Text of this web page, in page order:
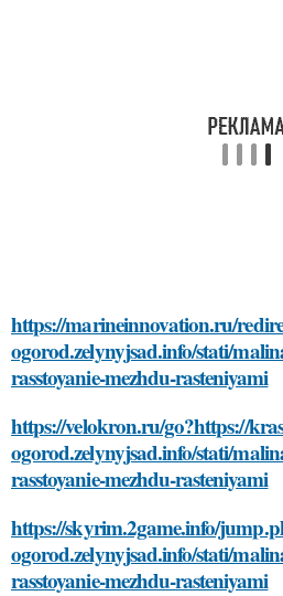
https://marineinnovation.ru/
ogorod.zelynyjsad.info/stati/
rasstoyanie-mezhdu-rasteniyami
https://velokron.ru/go?https://
ogorod.zelynyjsad.info/stati/
rasstoyanie-mezhdu-rasteniyami
https://skyrim.2game.info/
ogorod.zelynyjsad.info/stati/
rasstoyanie-mezhdu-rasteniyami